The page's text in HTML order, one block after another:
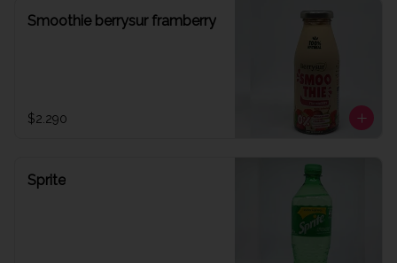
Smoothie berrysur framberry
$2.290
Sprite